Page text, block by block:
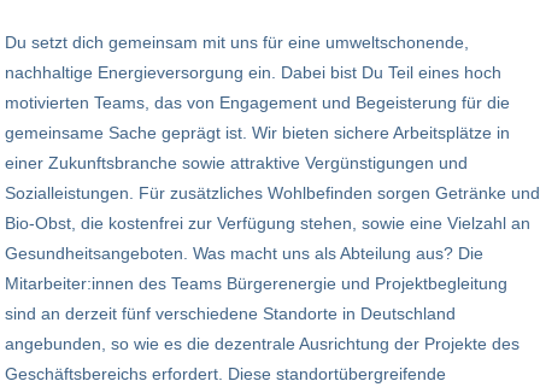
Du setzt dich gemeinsam mit uns für eine umweltschonende,
nachhaltige Energieversorgung ein. Dabei bist Du Teil eines hoch
motivierten Teams, das von Engagement und Begeisterung für die
gemeinsame Sache geprägt ist. Wir bieten sichere Arbeitsplätze in
einer Zukunftsbranche sowie attraktive Vergünstigungen und
Sozialleistungen. Für zusätzliches Wohlbefinden sorgen Getränke und
Bio-Obst, die kostenfrei zur Verfügung stehen, sowie eine Vielzahl an
Gesundheitsangeboten. Was macht uns als Abteilung aus? Die
Mitarbeiter:innen des Teams Bürgerenergie und Projektbegleitung
sind an derzeit fünf verschiedene Standorte in Deutschland
angebunden, so wie es die dezentrale Ausrichtung der Projekte des
Geschäftsbereichs erfordert. Diese standortübergreifende